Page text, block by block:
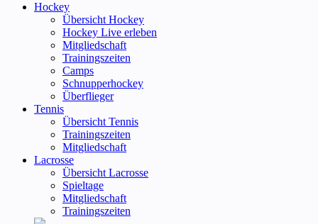
Hockey
Übersicht Hockey
Hockey Live erleben
Mitgliedschaft
Trainingszeiten
Camps
Schnupperhockey
Überflieger
Tennis
Übersicht Tennis
Trainingszeiten
Mitgliedschaft
Lacrosse
Übersicht Lacrosse
Spieltage
Mitgliedschaft
Trainingszeiten